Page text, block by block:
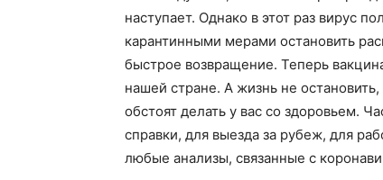
наступает. Однако в этот раз вирус
карантинными мерами остановить
быстрое возвращение. Теперь
нашей стране. А жизнь не
обстоят делать у вас со здоровьем.
справки, для выезда за рубеж, для
любые анализы, связанные с